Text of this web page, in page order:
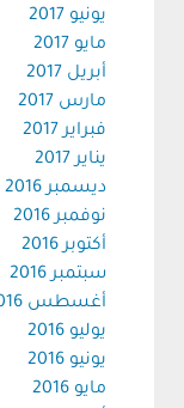
يونيو 2017
مايو 2017
أبريل 2017
مارس 2017
فبراير 2017
يناير 2017
ديسمبر 2016
نوفمبر 2016
أكتوبر 2016
سبتمبر 2016
أغسطس 2016
يوليو 2016
يونيو 2016
مايو 2016